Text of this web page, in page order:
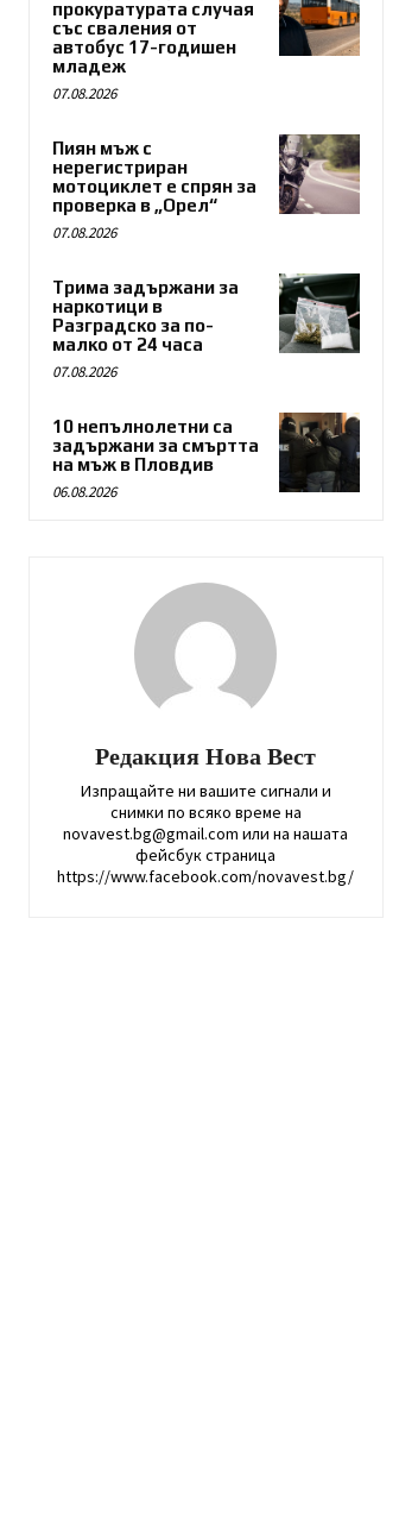
прокуратурата случая
със сваления от
автобус 17-годишен
младеж
07.08.2026
Пиян мъж с
нерегистриран
мотоциклет е спрян за
проверка в „Орел“
07.08.2026
Трима задържани за
наркотици в
Разградско за по-
малко от 24 часа
07.08.2026
10 непълнолетни са
задържани за смъртта
на мъж в Пловдив
06.08.2026
Редакция Нова Вест
Изпращайте ни вашите сигнали и
снимки по всяко време на
novavest.bg@gmail.com или на нашата
фейсбук страница
https://www.facebook.com/novavest.bg/